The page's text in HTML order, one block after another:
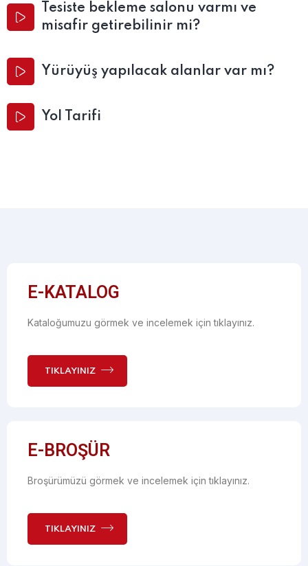
Tesiste bekleme salonu varmı ve
misafir getirebilinir mi?
Yürüyüş yapılacak alanlar var mı?
Yol Tarifi
E-KATALOG
Kataloğumuzu görmek ve incelemek için tıklayınız.
TIKLAYINIZ
E-BROŞÜR
Broşürümüzü görmek ve incelemek için tıklayınız.
TIKLAYINIZ